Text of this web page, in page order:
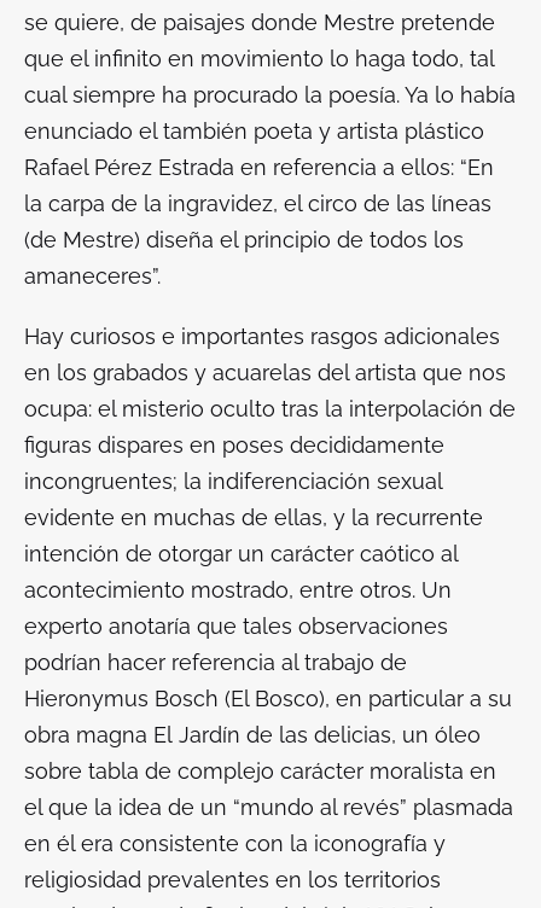
se quiere, de paisajes donde Mestre pretende
que el infinito en movimiento lo haga todo, tal
cual siempre ha procurado la poesía. Ya lo había
enunciado el también poeta y artista plástico
Rafael Pérez Estrada en referencia a ellos: “En
la carpa de la ingravidez, el circo de las líneas
(de Mestre) diseña el principio de todos los
amaneceres”.
Hay curiosos e importantes rasgos adicionales
en los grabados y acuarelas del artista que nos
ocupa: el misterio oculto tras la interpolación de
figuras dispares en poses decididamente
incongruentes; la indiferenciación sexual
evidente en muchas de ellas, y la recurrente
intención de otorgar un carácter caótico al
acontecimiento mostrado, entre otros. Un
experto anotaría que tales observaciones
podrían hacer referencia al trabajo de
Hieronymus Bosch (El Bosco), en particular a su
obra magna El Jardín de las delicias, un óleo
sobre tabla de complejo carácter moralista en
el que la idea de un “mundo al revés” plasmada
en él era consistente con la iconografía y
religiosidad prevalentes en los territorios